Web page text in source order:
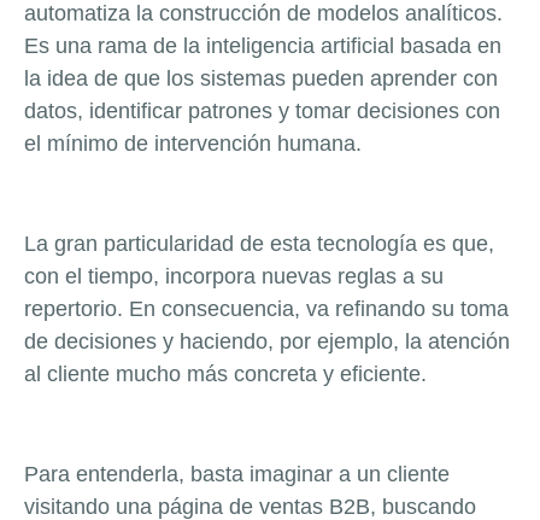
automatiza la construcción de modelos analíticos.
Es una rama de la inteligencia artificial basada en
la idea de que los sistemas pueden aprender con
datos, identificar patrones y tomar decisiones con
el mínimo de intervención humana.
La gran particularidad de esta tecnología es que,
con el tiempo, incorpora nuevas reglas a su
repertorio. En consecuencia, va refinando su toma
de decisiones y haciendo, por ejemplo, la atención
al cliente mucho más concreta y eficiente.
Para entenderla, basta imaginar a un cliente
visitando una página de ventas B2B, buscando